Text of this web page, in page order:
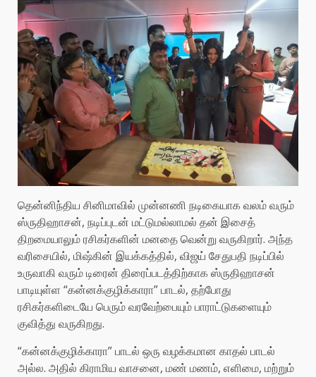
தென்னிந்திய சினிமாவில் முன்னணி நடிகையாக வலம் வரும்
ஸ்ருதிஹாசன், நடிப்புடன் மட்டுமல்லாமல் தன் இசைத்
திறமையாலும் ரசிகர்களின் மனதை வென்று வருகிறார். அந்த
வரிசையில், மிஷ்கின் இயக்கத்தில், விஜய் சேதுபதி நடிப்பில்
உருவாகி வரும் டிரைன் திரைப்படத்திற்காக ஸ்ருதிஹாசன்
பாடியுள்ள “கன்னக்குழிக்காரா” பாடல், தற்போது
ரசிகர்களிடையே பெரும் வரவேற்பையும் பாராட்டுகளையும்
குவித்து வருகிறது.
“கன்னக்குழிக்காரா” பாடல் ஒரு வழக்கமான காதல் பாடல்
அல்ல. அதில் கிராமிய வாசனை, மண் மணம், எளிமை, மற்றும்